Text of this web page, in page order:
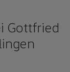
Gottfried